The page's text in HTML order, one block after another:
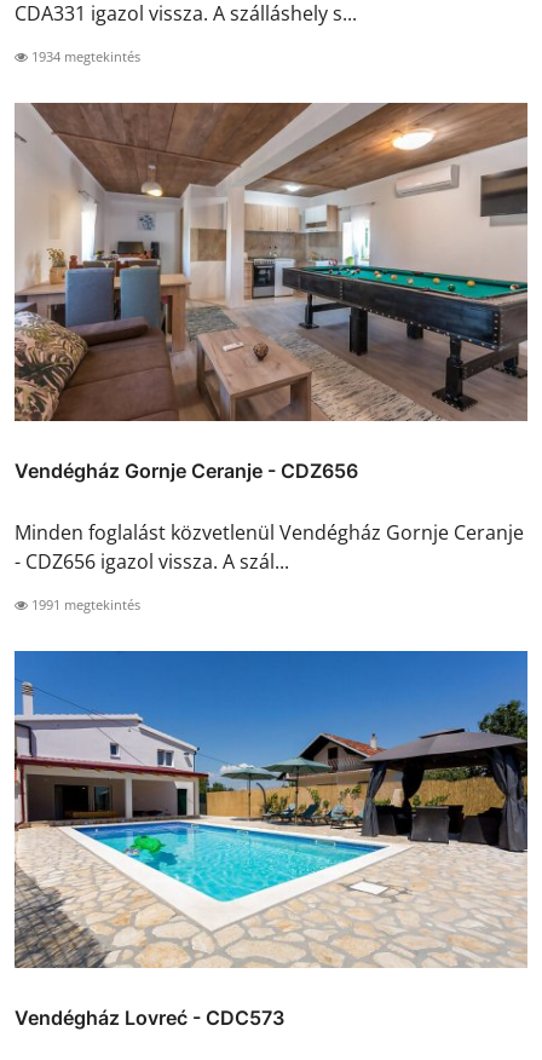
CDA331 igazol vissza. A szálláshely s...
1934 megtekintés
Vendégház Gornje Ceranje - CDZ656
Minden foglalást közvetlenül Vendégház Gornje Ceranje
- CDZ656 igazol vissza. A szál...
1991 megtekintés
Vendégház Lovreć - CDC573